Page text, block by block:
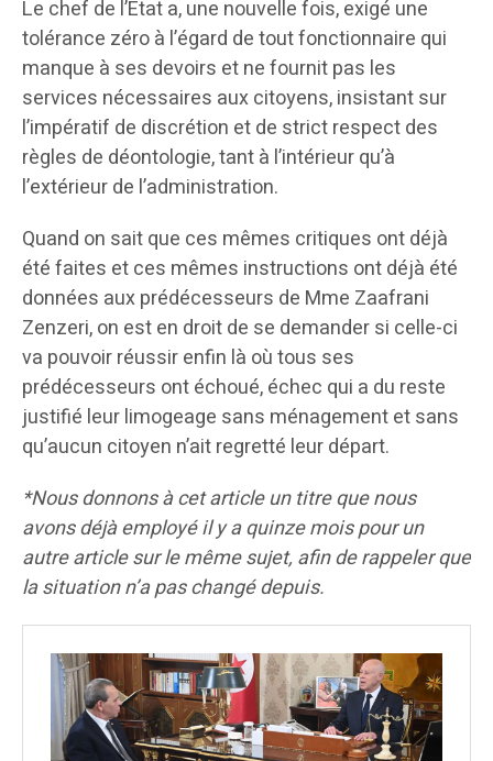
Le chef de l’État a, une nouvelle fois, exigé une
tolérance zéro à l’égard de tout fonctionnaire qui
manque à ses devoirs et ne fournit pas les
services nécessaires aux citoyens, insistant sur
l’impératif de discrétion et de strict respect des
règles de déontologie, tant à l’intérieur qu’à
l’extérieur de l’administration.
Quand on sait que ces mêmes critiques ont déjà
été faites et ces mêmes instructions ont déjà été
données aux prédécesseurs de Mme Zaafrani
Zenzeri, on est en droit de se demander si celle-ci
va pouvoir réussir enfin là où tous ses
prédécesseurs ont échoué, échec qui a du reste
justifié leur limogeage sans ménagement et sans
qu’aucun citoyen n’ait regretté leur départ.
*Nous donnons à cet article un titre que nous
avons déjà employé il y a quinze mois pour un
autre article sur le même sujet, afin de rappeler que
la situation n’a pas changé depuis.